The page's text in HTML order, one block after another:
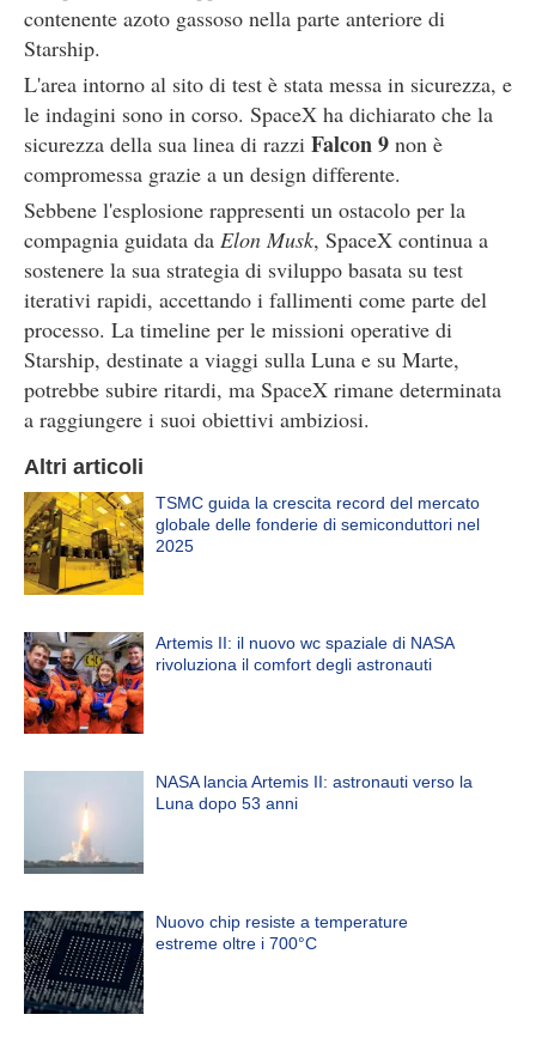
contenente azoto gassoso nella parte anteriore di
Starship.
L'area intorno al sito di test è stata messa in sicurezza, e
le indagini sono in corso. SpaceX ha dichiarato che la
sicurezza della sua linea di razzi Falcon 9 non è
compromessa grazie a un design differente.
Sebbene l'esplosione rappresenti un ostacolo per la
compagnia guidata da Elon Musk, SpaceX continua a
sostenere la sua strategia di sviluppo basata su test
iterativi rapidi, accettando i fallimenti come parte del
processo. La timeline per le missioni operative di
Starship, destinate a viaggi sulla Luna e su Marte,
potrebbe subire ritardi, ma SpaceX rimane determinata
a raggiungere i suoi obiettivi ambiziosi.
Altri articoli
TSMC guida la crescita record del mercato
globale delle fonderie di semiconduttori nel
2025
Artemis II: il nuovo wc spaziale di NASA
rivoluziona il comfort degli astronauti
NASA lancia Artemis II: astronauti verso la
Luna dopo 53 anni
Nuovo chip resiste a temperature
estreme oltre i 700°C